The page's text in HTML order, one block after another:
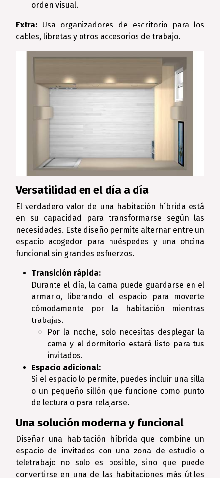
orden visual.
Extra: Usa organizadores de escritorio para los
cables, libretas y otros accesorios de trabajo.
Versatilidad en el día a día
El verdadero valor de una habitación híbrida está
en su capacidad para transformarse según las
necesidades. Este diseño permite alternar entre un
espacio acogedor para huéspedes y una oficina
funcional sin grandes esfuerzos.
Transición rápida:
Durante el día, la cama puede guardarse en el
armario, liberando el espacio para moverte
cómodamente por la habitación mientras
trabajas.
Por la noche, solo necesitas desplegar la
cama y el dormitorio estará listo para tus
invitados.
Espacio adicional:
Si el espacio lo permite, puedes incluir una silla
o un pequeño sillón que funcione como punto
de lectura o para relajarse.
Una solución moderna y funcional
Diseñar una habitación híbrida que combine un
espacio de invitados con una zona de estudio o
teletrabajo no solo es posible, sino que puede
convertirse en una de las habitaciones más útiles